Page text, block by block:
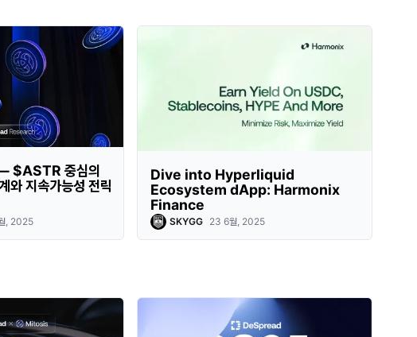
$ASTR 중심의
지속가능성 전략
, 2025
Dive into Hyperliquid
Ecosystem dApp: Harmonix
Finance
SKYGG 23 6월, 2025